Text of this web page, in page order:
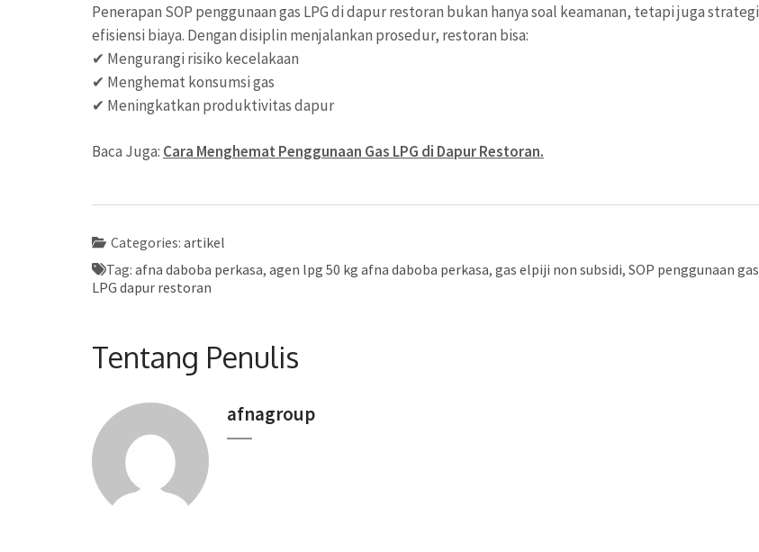
Penerapan SOP penggunaan gas LPG di dapur restoran bukan hanya soal keamanan, tetapi juga strategi
efisiensi biaya. Dengan disiplin menjalankan prosedur, restoran bisa:
✔ Mengurangi risiko kecelakaan
✔ Menghemat konsumsi gas
✔ Meningkatkan produktivitas dapur
Baca Juga: Cara Menghemat Penggunaan Gas LPG di Dapur Restoran.
Categories: artikel
Tag: afna daboba perkasa, agen lpg 50 kg afna daboba perkasa, gas elpiji non subsidi, SOP penggunaan gas
LPG dapur restoran
Tentang Penulis
afnagroup